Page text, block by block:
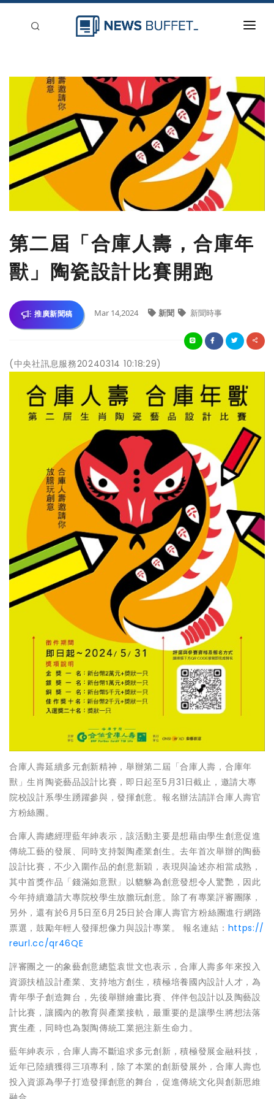
新聞稿分類
刊登
第二屆「合庫人壽，合庫年
獸」陶瓷設計比賽開跑
推廣新聞稿 Mar 14,2024 新聞 新聞時事
(中央社訊息服務20240314 10:18:29)
合庫人壽延續多元創新精神，舉辦第二屆「合庫人壽，合庫年
獸」生肖陶瓷藝品設計比賽，即日起至5月31日截止，邀請大專
院校設計系學生踴躍參與，發揮創意。報名辦法請詳合庫人壽官
方粉絲團。
合庫人壽總經理藍年紳表示，該活動主要是想藉由學生創意促進
傳統工藝的發展、同時支持製陶產業創生。去年首次舉辦的陶藝
設計比賽，不少入圍作品的創意新穎，表現與論述亦相當成熟，
其中首獎作品「錢滿如意獸」以貔貅為創意發想令人驚艷，因此
今年持續邀請大專院校學生放膽玩創意。除了有專業評審團隊，
另外，還有於6月5日至6月25日於合庫人壽官方粉絲團進行網路
票選，鼓勵年輕人發揮想像力與設計專業。 報名連結： https://
reurl.cc/qr46QE
評審團之一的象藝創意總監袁世文也表示，合庫人壽多年來投入
資源扶植設計產業、支持地方創生，積極培養國內設計人才，為
青年學子創造舞台，先後舉辦繪畫比賽、伴伴包設計以及陶藝設
計比賽，讓國內的教育與產業接軌，最重要的是讓學生將想法落
實生產，同時也為製陶傳統工業挹注新生命力。
藍年紳表示，合庫人壽不斷追求多元創新，積極發展金融科技，
近年已陸續獲得三項專利，除了本業的創新發展外，合庫人壽也
投入資源為學子打造發揮創意的舞台，促進傳統文化與創新思維